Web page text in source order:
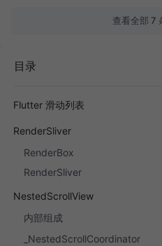
查看全部 7
目录
Flutter 滑动列表
RenderSliver
RenderBox
RenderSliver
NestedScrollView
内部组成
_NestedScrollCoordinator